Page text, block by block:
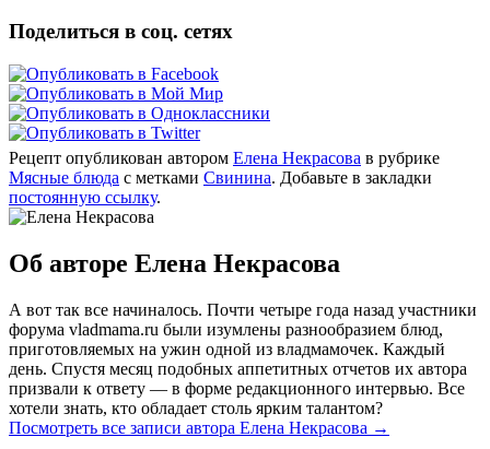
Поделиться в соц. сетях
Рецепт опубликован автором Елена Некрасова в рубрике
Мясные блюда с метками Свинина. Добавьте в закладки
постоянную ссылку.
Об авторе Елена Некрасова
А вот так все начиналось. Почти четыре года назад участники
форума vladmama.ru были изумлены разнообразием блюд,
приготовляемых на ужин одной из владмамочек. Каждый
день. Спустя месяц подобных аппетитных отчетов их автора
призвали к ответу — в форме редакционного интервью. Все
хотели знать, кто обладает столь ярким талантом?
Посмотреть все записи автора Елена Некрасова →